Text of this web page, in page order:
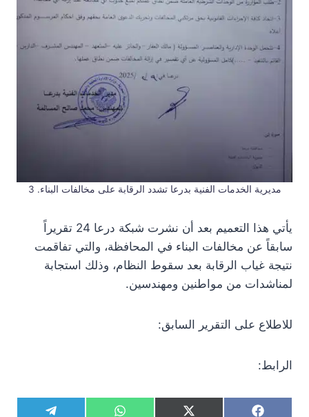
مديرية الخدمات الفنية بدرعا تشدد الرقابة على مخالفات البناء. 3
يأتي هذا التعميم بعد أن نشرت شبكة درعا 24 تقريراً
سابقاً عن مخالفات البناء في المحافظة، والتي تفاقمت
نتيجة غياب الرقابة بعد سقوط النظام، وذلك استجابة
لمناشدات من مواطنين ومهندسين.
للاطلاع على التقرير السابق:
الرابط: